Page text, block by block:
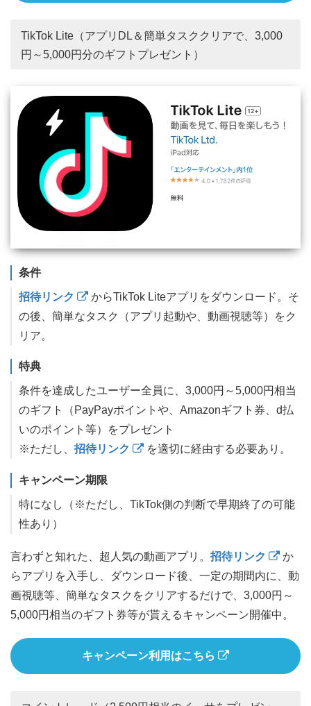
TikTok Lite（アプリDL＆簡単タスククリアで、3,000
円～5,000円分のギフトプレゼント）
条件
招待リンク
からTikTok Liteアプリをダウンロード。そ
の後、簡単なタスク（アプリ起動や、動画視聴等）をク
リア。
特典
条件を達成したユーザー全員に、3,000円～5,000円相当
のギフト（PayPayポイントや、Amazonギフト券、d払
いのポイント等）をプレゼント
※ただし、 招待リンク を適切に経由する必要あり。
キャンペーン期限
特になし（※ただし、TikTok側の判断で早期終了の可能
性あり）
言わずと知れた、超人気の動画アプリ。 招待リンク
か
らアプリを入手し、ダウンロード後、一定の期間内に、動
画視聴等、簡単なタスクをクリアするだけで、3,000円～
5,000円相当のギフト券等が貰えるキャンペーン開催中。
キャンペーン利用はこちら